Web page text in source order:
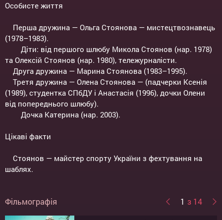
Особисте життя
Перша дружина — Ольга Стоянова — мистецтвознавець
(1978–1983).
Діти: від першого шлюбу Микола Стоянов (нар. 1978)
та Олексій Стоянов (нар. 1980), тележурналісти.
Друга дружина — Марина Стоянова (1983–1995).
Третя дружина — Олена Стоянова — (падчерки Ксенія
(1989), студентка СПбДУ і Анастасія (1996), дочки Олени
від попереднього шлюбу).
Дочка Катерина (нар. 2003).
Цікаві факти
Стоянов — майстер спорту України з фехтування на
шаблях.
Фільмографія 1 з 14